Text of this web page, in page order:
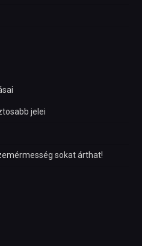
jelei
sokat árthat!